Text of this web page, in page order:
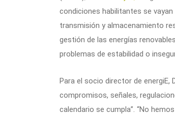
condiciones habilitantes se
transmisión y almacenamiento
gestión de las energías
problemas de estabilidad o
Para el socio director de energiE,
compromisos, señales,
calendario se cumpla”. “No